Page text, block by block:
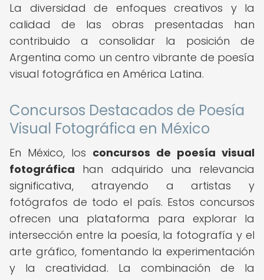
La diversidad de enfoques creativos y la
calidad de las obras presentadas han
contribuido a consolidar la posición de
Argentina como un centro vibrante de poesía
visual fotográfica en América Latina.
Concursos Destacados de Poesía
Visual Fotográfica en México
En México, los concursos de poesía visual
fotográfica han adquirido una relevancia
significativa, atrayendo a artistas y
fotógrafos de todo el país. Estos concursos
ofrecen una plataforma para explorar la
intersección entre la poesía, la fotografía y el
arte gráfico, fomentando la experimentación
y la creatividad. La combinación de la